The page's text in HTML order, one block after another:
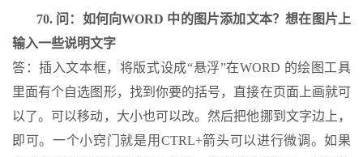
70. 问：如何向WORD 中的图片添加文本？想在图片上
输入一些说明文字
答：插入文本框，将版式设成“悬浮”在WORD 的绘图工具
里面有个自选图形，找到你要的括号，直接在页面上画就可
以了。可以移动，大小也可以改。然后把他挪到文字边上，
即可。一个小窍门就是用CTRL+箭头可以进行微调。如果